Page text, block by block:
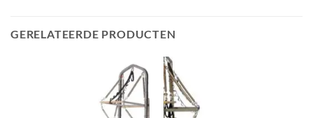
GERELATEERDE PRODUCTEN